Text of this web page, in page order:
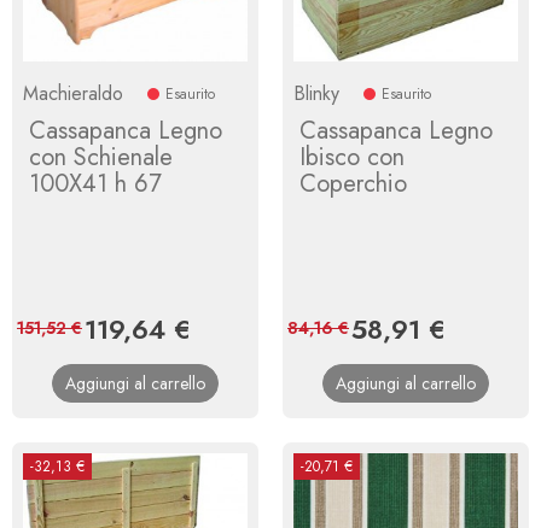
Machieraldo Esaurito
Cassapanca Legno
con Schienale
100X41 h 67
Prezzo
119,64 €
base
151,52 €
Aggiungi al carrello
Blinky Esaurito
Cassapanca Legno
Ibisco con
Coperchio
Prezzo
58,91 €
base
84,16 €
Aggiungi al carrello
-32,13 € -20,71 €